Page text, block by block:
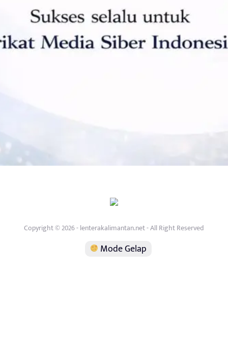
Copyright © 2026 - lenterakalimantan.net - All Right Reserved
Mode Gelap